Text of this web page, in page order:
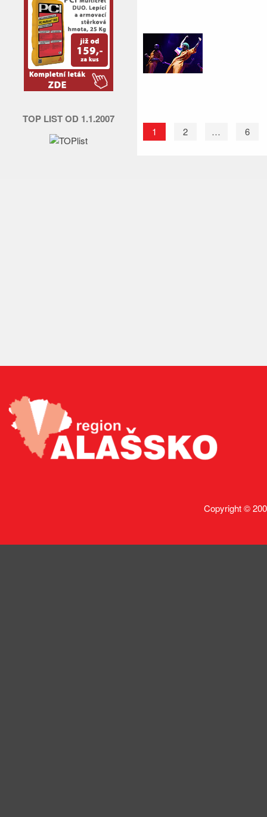
TOP LIST OD 1.1.2007
1 2 … 6
Copyright ©